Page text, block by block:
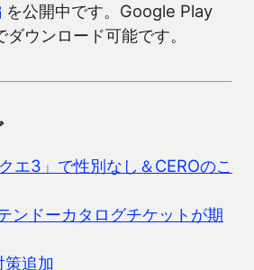
を公開中です。Google Play
ウンロード可能です。
エ3」で性別なし＆CEROのこ
ンドーカタログチケットが期
追加